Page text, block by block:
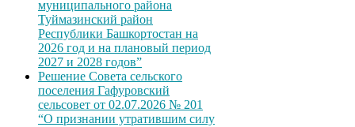
муниципального района
Туймазинский район
Республики Башкортостан на
2026 год и на плановый период
2027 и 2028 годов”
Решение Совета сельского
поселения Гафуровский
сельсовет от 02.07.2026 № 201
“О признании утратившим силу